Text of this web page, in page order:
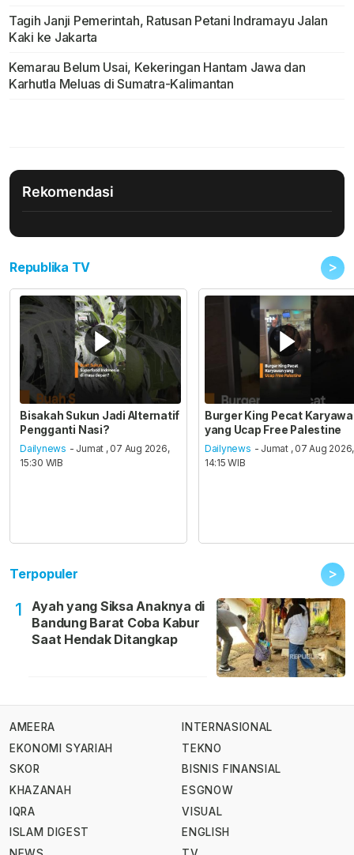
Tagih Janji Pemerintah, Ratusan Petani Indramayu Jalan
Kaki ke Jakarta
Kemarau Belum Usai, Kekeringan Hantam Jawa dan
Karhutla Meluas di Sumatra-Kalimantan
Rekomendasi
Republika TV >
Bisakah Sukun Jadi Alternatif
Pengganti Nasi?
Dailynews - Jumat , 07 Aug 2026,
15:30 WIB
Burger King Pecat
yang Ucap Free Palestine
Dailynews - Jumat , 07 Aug 2026,
14:15 WIB
Terpopuler >
1
Ayah yang Siksa Anaknya di
Bandung Barat Coba Kabur
Saat Hendak Ditangkap
AMEERA
EKONOMI SYARIAH
SKOR
KHAZANAH
IQRA
ISLAM DIGEST
INTERNASIONAL
TEKNO
BISNIS FINANSIAL
ESGNOW
VISUAL
ENGLISH